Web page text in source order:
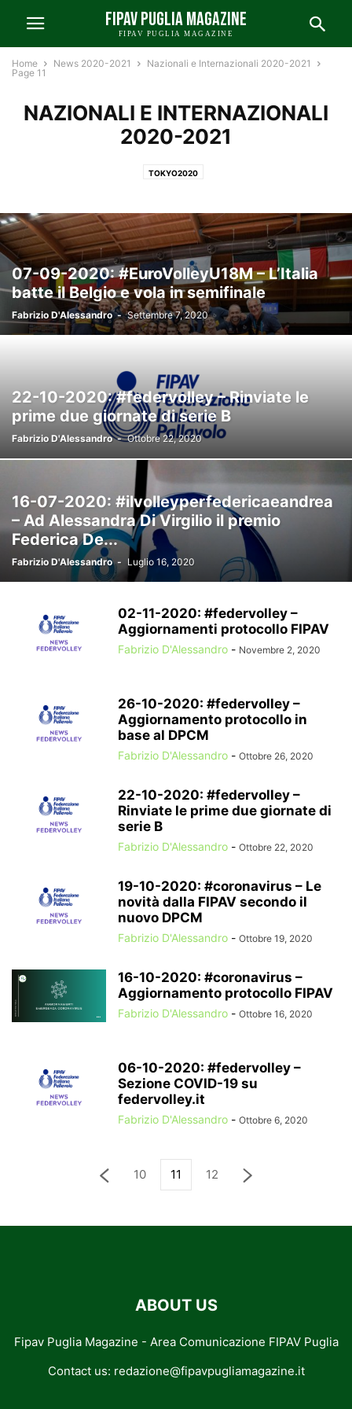
FIPAV PUGLIA MAGAZINE
FIPAV PUGLIA MAGAZINE
Home News 2020-2021
Nazionali e Internazionali 2020-2021
Page 11
NAZIONALI E INTERNAZIONALI
2020-2021
TOKYO2020
07-09-2020: #EuroVolleyU18M – L’Italia
batte il Belgio e vola in semifinale
Fabrizio D'Alessandro - Settembre 7, 2020
22-10-2020: #federvolley – Rinviate le
prime due giornate di serie B
Fabrizio D'Alessandro - Ottobre 22, 2020
16-07-2020: #ilvolleyperfedericaeandrea
– Ad Alessandra Di Virgilio il premio
Federica De...
Fabrizio D'Alessandro - Luglio 16, 2020
02-11-2020: #federvolley –
Aggiornamenti protocollo FIPAV
Fabrizio D'Alessandro - Novembre 2, 2020
26-10-2020: #federvolley –
Aggiornamento protocollo in
base al DPCM
Fabrizio D'Alessandro - Ottobre 26, 2020
22-10-2020: #federvolley –
Rinviate le prime due giornate di
serie B
Fabrizio D'Alessandro - Ottobre 22, 2020
19-10-2020: #coronavirus – Le
novità dalla FIPAV secondo il
nuovo DPCM
Fabrizio D'Alessandro - Ottobre 19, 2020
16-10-2020: #coronavirus –
Aggiornamento protocollo FIPAV
Fabrizio D'Alessandro - Ottobre 16, 2020
06-10-2020: #federvolley –
Sezione COVID-19 su
federvolley.it
Fabrizio D'Alessandro - Ottobre 6, 2020
10 11 12
ABOUT US
Fipav Puglia Magazine - Area Comunicazione FIPAV Puglia
Contact us: redazione@fipavpugliamagazine.it